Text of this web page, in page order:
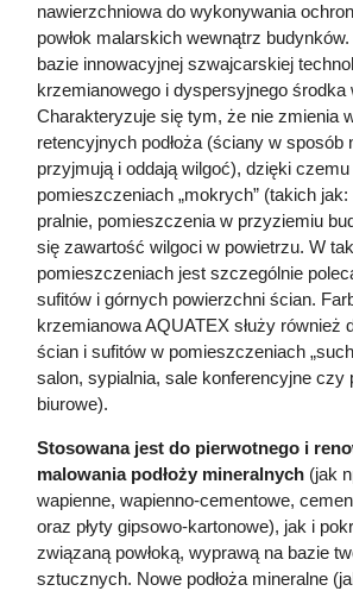
nawierzchniowa do wykonywania
powłok malarskich wewnątrz
bazie innowacyjnej szwajcarskiej
krzemianowego i dyspersyjnego środka
Charakteryzuje się tym, że nie zmienia
retencyjnych podłoża (ściany w sposób
przyjmują i oddają wilgoć), dzięki
pomieszczeniach „mokrych” (takich jak:
pralnie, pomieszczenia w przyziemiu
się zawartość wilgoci w powietrzu. W
pomieszczeniach jest szczególnie
sufitów i górnych powierzchni ścian.
krzemianowa AQUATEX służy również
ścian i sufitów w pomieszczeniach
salon, sypialnia, sale konferencyjne czy
biurowe).
Stosowana jest do pierwotnego i
malowania podłoży mineralnych (jak
wapienne, wapienno-cementowe,
oraz płyty gipsowo-kartonowe), jak i
związaną powłoką, wyprawą na bazie
sztucznych. Nowe podłoża mineralne